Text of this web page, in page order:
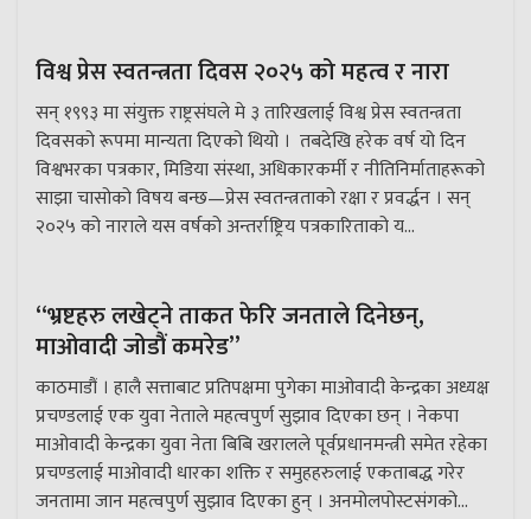
विश्व प्रेस स्वतन्त्रता दिवस २०२५ को महत्व र नारा
सन् १९९३ मा संयुक्त राष्ट्रसंघले मे ३ तारिखलाई विश्व प्रेस स्वतन्त्रता
दिवसको रूपमा मान्यता दिएको थियो । तबदेखि हरेक वर्ष यो दिन
विश्वभरका पत्रकार, मिडिया संस्था, अधिकारकर्मी र नीतिनिर्माताहरूको
साझा चासोको विषय बन्छ—प्रेस स्वतन्त्रताको रक्षा र प्रवर्द्धन । सन्
२०२५ को नाराले यस वर्षको अन्तर्राष्ट्रिय पत्रकारिताको य...
“भ्रष्टहरु लखेट्ने ताकत फेरि जनताले दिनेछन्,
माओवादी जोडौं कमरेड”
काठमाडौं । हालै सत्ताबाट प्रतिपक्षमा पुगेका माओवादी केन्द्रका अध्यक्ष
प्रचण्डलाई एक युवा नेताले महत्वपुर्ण सुझाव दिएका छन् । नेकपा
माओवादी केन्द्रका युवा नेता बिबि खरालले पूर्वप्रधानमन्त्री समेत रहेका
प्रचण्डलाई माओवादी धारका शक्ति र समुहहरुलाई एकताबद्ध गरेर
जनतामा जान महत्वपुर्ण सुझाव दिएका हुन् । अनमोलपोस्टसंगको...